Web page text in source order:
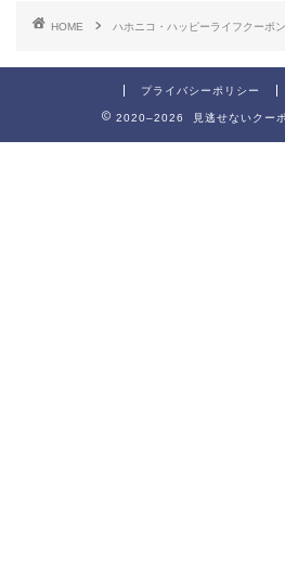
HOME ハホニコ・ハッピーライフクーポ
プライバシーポリシー
2020–2026 見逃せないクー